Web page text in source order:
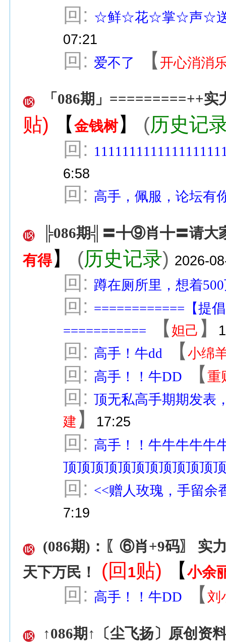
回: ☆鲜☆花☆掌☆声☆送
07:21
回: 爱不了 【 开心消消
「086期」=========++
贴) 【金钱树】 (历史记
回:
6:58
回: 高手，佩服，论坛有
╠086期╣〓╋⑨肖╋〓请大
有得】 (历史记录) 2026-
回: 蹲在厕所里，想着
回: ============【提
===========
【 妲己 】
回: 高手！牛dd 【小绵
回: 高手！！牛DD 【重
回: 顶无私高手期期发表
建 】 17:25
回: 高手！！牛牛牛牛牛
顶顶顶顶顶顶顶顶顶顶顶
回: <<赠人玫瑰，手留余
7:19
(086期)：〖⑥肖+9码〗 实
天下万民！
(回 1贴) 【小余
回: 高手！！牛DD 【刘
↑086期↑〔尘飞扬〕原创资